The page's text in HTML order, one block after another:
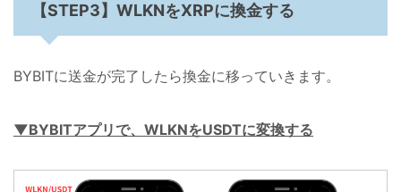
【STEP3】WLKNをXRPに換金する
BYBITに送金が完了したら換金に移っていきます。
▼BYBITアプリで、WLKNをUSDTに変換する